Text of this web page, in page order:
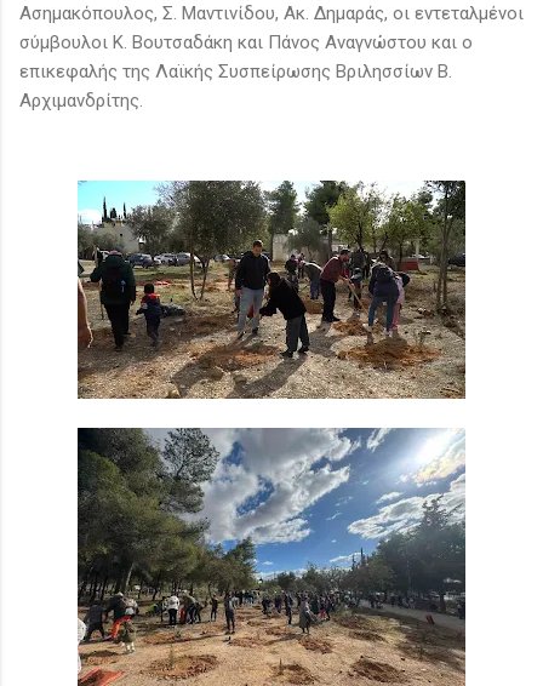
Ασημακόπουλος, Σ. Μαντινίδου, Ακ. Δημαράς, οι εντεταλμένοι
σύμβουλοι Κ. Βουτσαδάκη και Πάνος Αναγνώστου και ο
επικεφαλής της Λαϊκής Συσπείρωσης Βριλησσίων Β.
Αρχιμανδρίτης.